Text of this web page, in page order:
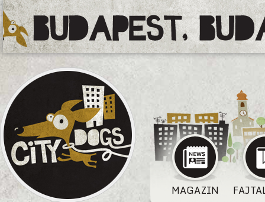
MAGAZIN